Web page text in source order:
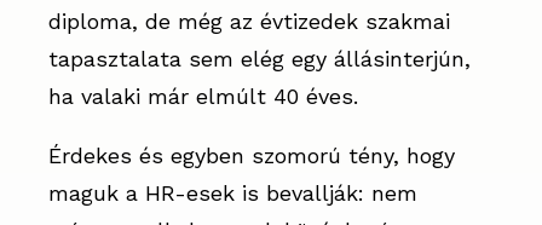
diploma, de még az évtizedek szakmai
tapasztalata sem elég egy állásinterjún,
ha valaki már elmúlt 40 éves.
Érdekes és egyben szomorú tény, hogy
maguk a HR-esek is bevallják: nem